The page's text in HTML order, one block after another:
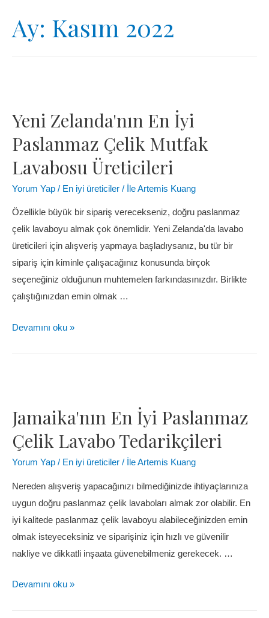
Ay: Kasım 2022
Yeni Zelanda'nın En İyi
Paslanmaz Çelik Mutfak
Lavabosu Üreticileri
Yorum Yap / En iyi üreticiler / İleArtemis Kuang
Özellikle büyük bir sipariş verecekseniz, doğru paslanmaz
çelik lavaboyu almak çok önemlidir. Yeni Zelanda'da lavabo
üreticileri için alışveriş yapmaya başladıysanız, bu tür bir
sipariş için kiminle çalışacağınız konusunda birçok
seçeneğiniz olduğunun muhtemelen farkındasınızdır. Birlikte
çalıştığınızdan emin olmak …
Devamını oku »
Jamaika'nın En İyi Paslanmaz
Çelik Lavabo Tedarikçileri
Yorum Yap / En iyi üreticiler / İleArtemis Kuang
Nereden alışveriş yapacağınızı bilmediğinizde ihtiyaçlarınıza
uygun doğru paslanmaz çelik lavaboları almak zor olabilir. En
iyi kalitede paslanmaz çelik lavaboyu alabileceğinizden emin
olmak isteyeceksiniz ve siparişiniz için hızlı ve güvenilir
nakliye ve dikkatli inşaata güvenebilmeniz gerekecek. …
Devamını oku »